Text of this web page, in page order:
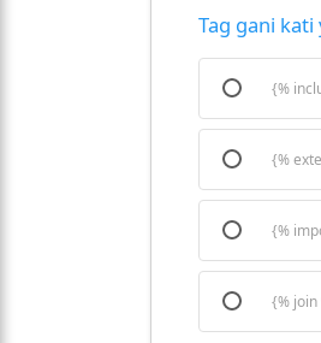
Tag gani
{%
{%
{%
{% join